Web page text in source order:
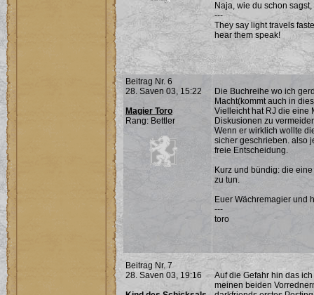
Naja, wie du schon
---
They say light travels
hear them speak!
Beitrag Nr. 6
28. Saven 03, 15:22
Magier Toro
Rang: Bettler
Die Buchreihe wo ich
Macht(kommt auch in
Vielleicht hat RJ die eine
Diskusionen zu
Wenn er wirklich wollte
sicher geschrieben. also
freie Entscheidung.
Kurz und bündig: die
zu tun.
Euer Wächremagier und
---
toro
Beitrag Nr. 7
28. Saven 03, 19:16
Auf die Gefahr hin das
meinen beiden